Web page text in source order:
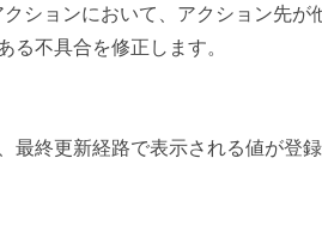
クションにおいて、アクション先
る不具合を修正します。
最終更新経路で表示される値が